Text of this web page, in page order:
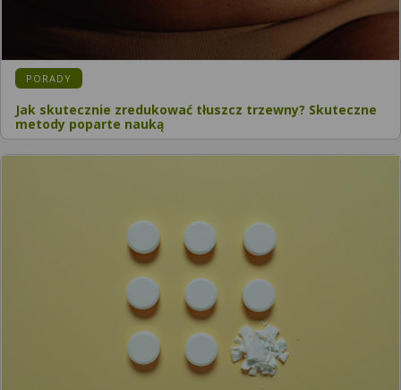
PORADY
Jak skutecznie zredukować tłuszcz trzewny? Skuteczne
metody poparte nauką